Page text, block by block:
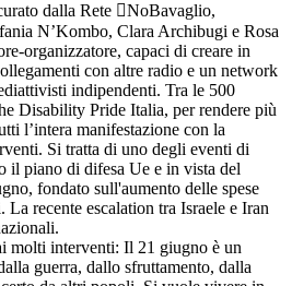
dalla Rete NoBavaglio,
N’Kombo, Clara Archibugi e Rosa
organizzatore, capaci di creare in
con altre radio e un network
indipendenti. Tra le 500
Disability Pride Italia, per rendere più
l’intera manifestazione con la
Si tratta di uno degli eventi di
il piano di difesa Ue e in vista del
fondato sull'aumento delle spese
recente escalation tra Israele e Iran
molti interventi: Il 21 giugno è un
guerra, dallo sfruttamento, dalla